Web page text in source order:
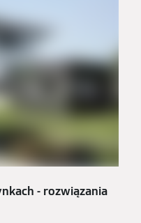
- rozwiązania